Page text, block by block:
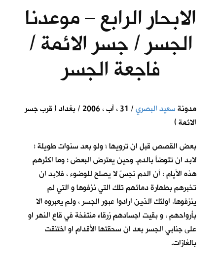
الابحار الرابع – موعدنا
الجسر / جسر الائمة /
فاجعة الجسر
مدونةسعيد البصري
/ 31 ، آب ، 2006 / بغداد ( قرب جسر
الائمة )
بعض القصص قبل ان ترويها ؛ ولو بعد سنوات طويلة ؛
لابد ان تتوضأ بالدم. وحين يعترض البعض ؛ وما اكثرهم
هذه الأيام ؛ أن الدم نجسٌ لا يصلح للوضوء ، فلابد ان
تخبرهم بطهارة دمائهم تلك التي نزفوها و التي لم
ينزفوها. اولئك الذين ارادوا عبور الجسر ، ولم يعبروه الا
بأرواحهم ، و بقيت اجسادهم زرقاء منتفخة في قاع النهر او
على جنابي الجسر بعد ان سحقتها الأقدام او اختنقت
بالغازات.